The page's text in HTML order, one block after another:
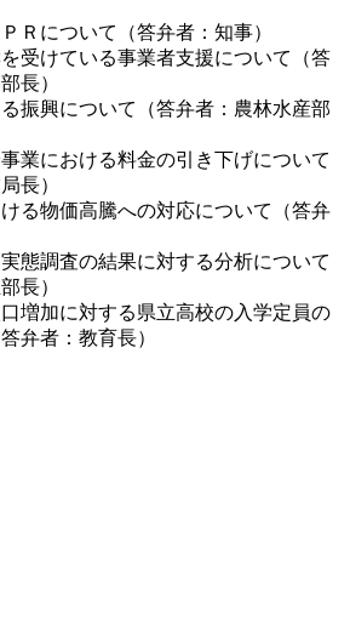
Ｒについて（答弁者：知事）
受けている事業者支援について（答
長）
振興について（答弁者：農林水産部
業における料金の引き下げについて
長）
る物価高騰への対応について（答弁
態調査の結果に対する分析について
長）
増加に対する県立高校の入学定員の
弁者：教育長）